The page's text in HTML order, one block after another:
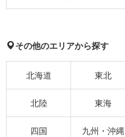
その他のエリアから探す
北海道 東北
北陸 東海
四国 九州・沖縄